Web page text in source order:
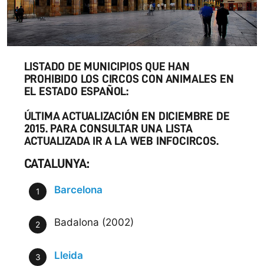
LISTADO DE MUNICIPIOS QUE HAN
PROHIBIDO LOS CIRCOS CON ANIMALES EN
EL ESTADO ESPAÑOL:
ÚLTIMA ACTUALIZACIÓN EN DICIEMBRE DE
2015. PARA CONSULTAR UNA LISTA
ACTUALIZADA IR A LA WEB INFOCIRCOS.
CATALUNYA:
Barcelona
Badalona (2002)
Lleida